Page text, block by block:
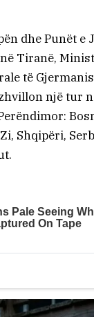
dhe Punët e
Tiranë,
të
një tur
Shqipëri,